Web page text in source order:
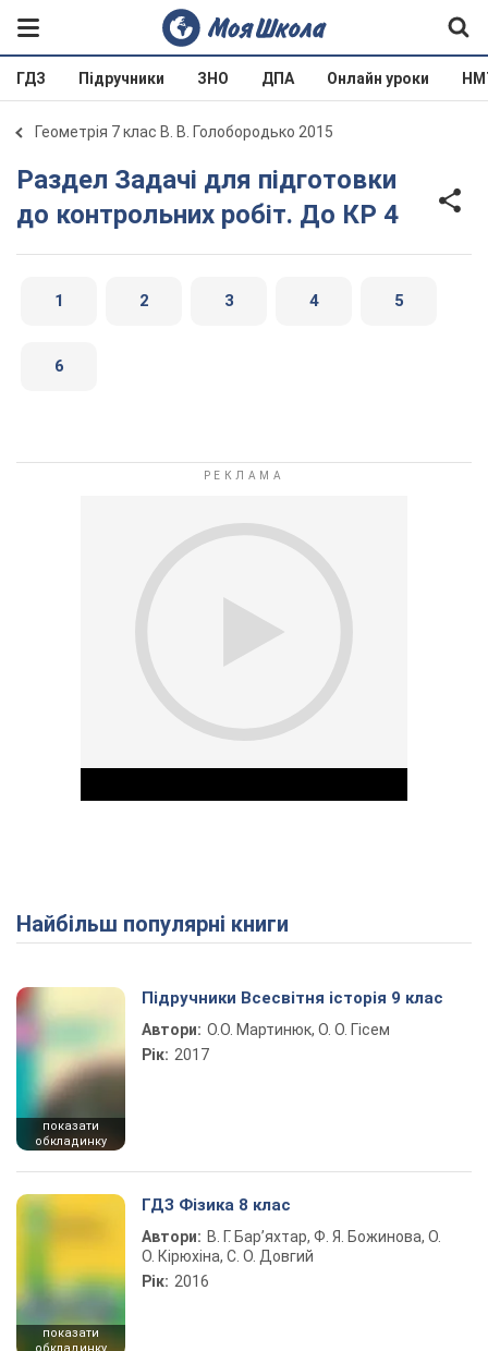
ГДЗ Підручники ЗНО ДПА Онлайн уроки
Геометрія 7 клас В. В. Голобородько 2015
Раздел Задачі для підготовки
до контрольних робіт. До КР 4
1 2 3 4 5
6
Play Video
Найбільш популярні книги
показати
обкладинку
Підручники Всесвітня історія 9 клас
Автори: О.О. Мартинюк, О. О. Гісем
Рік: 2017
показати
ГДЗ Фізика 8 клас
Автори: В. Г. Бар’яхтар, Ф. Я. Божинова, О.
О. Кірюхіна, С. О. Довгий
Рік: 2016